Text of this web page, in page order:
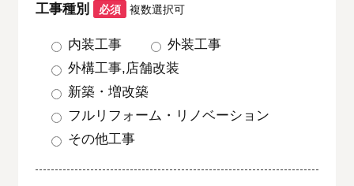
工事種別 必須 複数選択可
内装工事
外装工事
外構工事,店舗改装
新築・増改築
フルリフォーム・リノベーション
その他工事